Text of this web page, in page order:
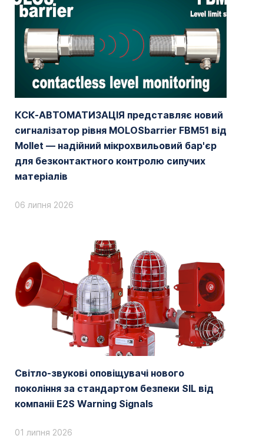
КСК-АВТОМАТИЗАЦІЯ представляє новий
сигналізатор рівня MOLOSbarrier FBM51 від
Mollet — надійний мікрохвильовий бар'єр
для безконтактного контролю сипучих
матеріалів
06 липня 2026
Світло-звукові оповіщувачі нового
покоління за стандартом безпеки SIL від
компаніі E2S Warning Signals
01 липня 2026